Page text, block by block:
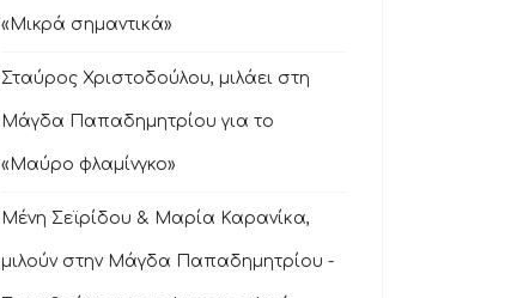
«Μικρά σημαντικά»
Σταύρος Χριστοδούλου, μιλάει στη
Μάγδα Παπαδημητρίου για το
«Μαύρο φλαμίνγκο»
Μένη Σεϊρίδου & Μαρία Καρανίκα,
μιλούν στην Μάγδα Παπαδημητρίου -